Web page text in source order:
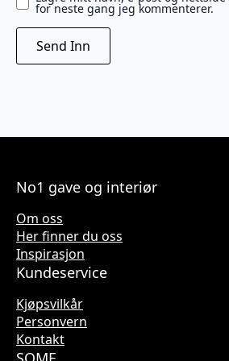
for neste gang jeg kommenterer.
No1 gave og interiør
Om oss
Her finner du oss
Inspirasjon
Kundeservice
Kjøpsvilkår
Personvern
Kontakt